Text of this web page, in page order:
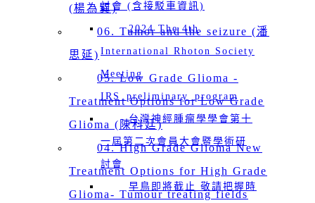
討會 (含接駁車資訊)
2024 The 4th
International Rhoton Society
Meeting
IRS_preliminary_program
台灣神經腫瘤學學會第十
一屆第二次會員大會暨學術研
討會
早鳥即將截止 敬請把握時
(楊為巽)
06. Tumor and the seizure (潘
思延)
05. Low Grade Glioma -
Treatment Options for Low Grade
Glioma (陳科廷)
04. High Grade Glioma New
Treatment Options for High Grade
Glioma- Tumour treating fields